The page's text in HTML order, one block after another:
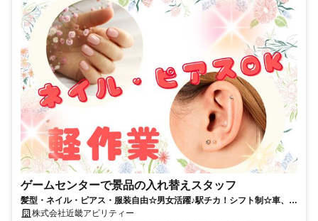
ゲームセンターで景品の入れ替えスタッフ
髪型・ネイル・ピアス・服装自由☆男女活躍♪駅チカ！シフト制☆車、バ
イク通勤OK
株式会社近畿アビリティー